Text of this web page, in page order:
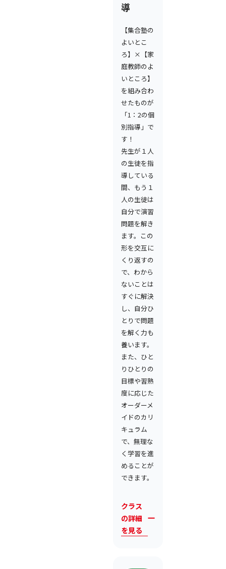
導
【集合塾の
よいとこ
ろ】×【家
庭教師のよ
いところ】
を組み合わ
せたものが
「1：2の個
別指導」で
す！
先生が１人
の生徒を指
導している
間、もう１
人の生徒は
自分で演習
問題を解き
ます。この
形を交互に
くり返すの
で、わから
ないことは
すぐに解決
し、自分ひ
とりで問題
を解く力も
養います。
また、ひと
りひとりの
目標や習熟
度に応じた
オーダーメ
イドのカリ
キュラム
で、無理な
く学習を進
めることが
できます。
クラス
の詳細
を見る